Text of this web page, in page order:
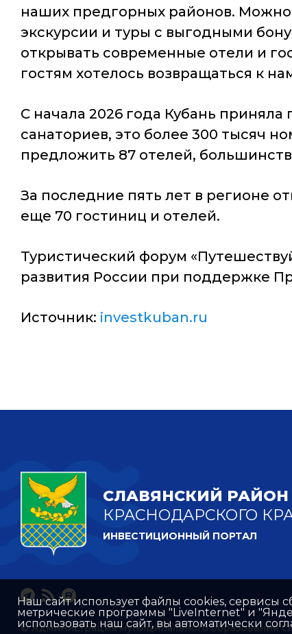
наших предгорных районов. Можно
экскурсии и туры с выгодными
открывать современные отели и
гостям хотелось возвращаться к
С начала 2026 года Кубань
санаториев, это более 300 тысяч
предложить 87 отелей,
За последние пять лет в регионе
еще 70 гостиниц и отелей.
Туристический форум
развития России при поддержке
Источник: investkuban.ru
СЛАВЯНСКИЙ РАЙОН
КРАСНОДАРСКОГО
ИНВЕСТИЦИОННЫЙ ПОРТАЛ
© Администрация муниципального образования
Наш сайт использует файлы cookies, сервисы
метрические программы "LiveInternet" и
использовать наш сайт, вы автоматически